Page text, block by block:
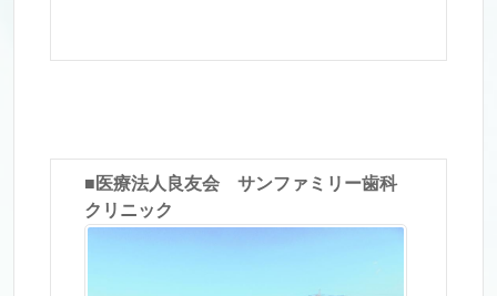
■医療法人良友会 サンファミリー歯科
クリニック